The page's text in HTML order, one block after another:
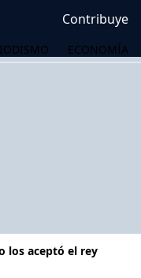
Contribuye
ECONOMÍA
los aceptó el rey